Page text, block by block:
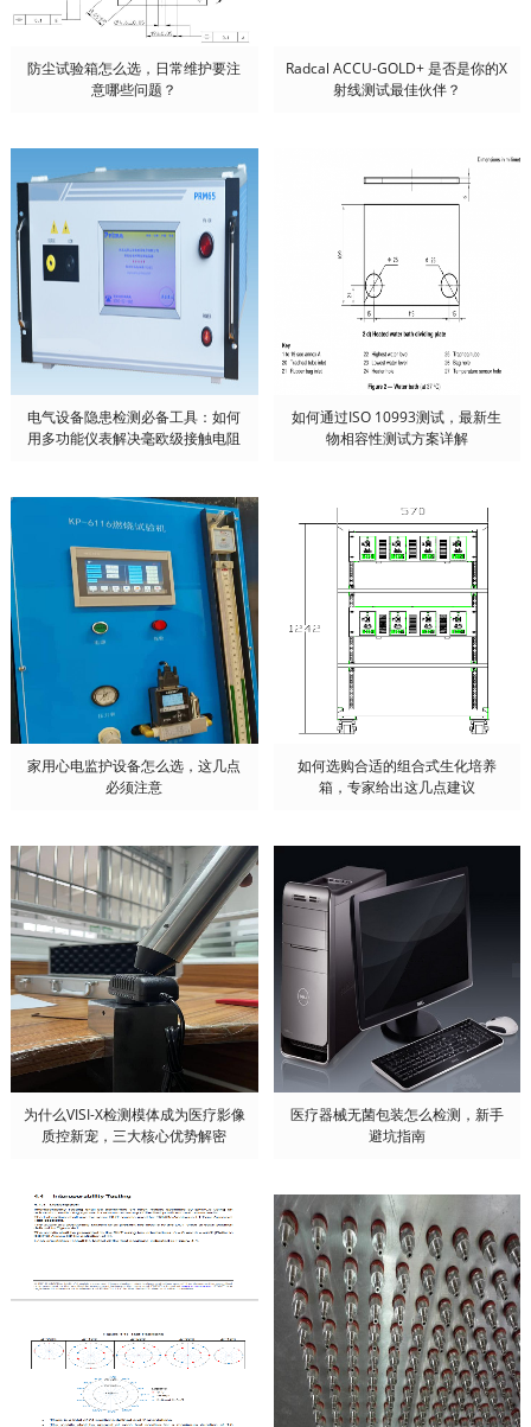
防尘试验箱怎么选，日常维护要注
意哪些问题？
Radcal ACCU-GOLD+ 是否是你的X
射线测试最佳伙伴？
电气设备隐患检测必备工具：如何
用多功能仪表解决毫欧级接触电阻
如何通过ISO 10993测试，最新生
物相容性测试方案详解
家用心电监护设备怎么选，这几点
必须注意
如何选购合适的组合式生化培养
箱，专家给出这几点建议
为什么VISI-X检测模体成为医疗影像
质控新宠，三大核心优势解密
医疗器械无菌包装怎么检测，新手
避坑指南